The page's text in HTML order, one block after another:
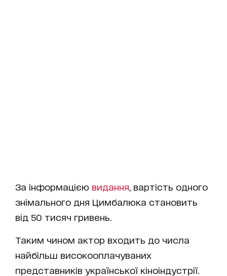
За інформацією видання , вартість одного
знімального дня Цимбалюка становить
від 50 тисяч гривень.
Таким чином актор входить до числа
найбільш високооплачуваних
представників української кіноіндустрії.